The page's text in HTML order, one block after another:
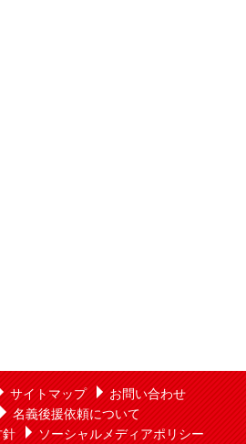
サイトマップ
お問い合わせ
名義後援依頼について
針
ソーシャルメディアポリシー